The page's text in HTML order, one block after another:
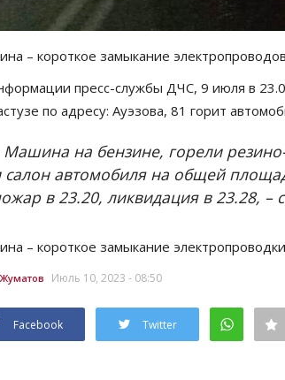
– короткое замыкание
пресс-службы ДЧС, 9 июля в
по адресу: Ауэзова, 81 горит
Машина на бензине, горели
салон автомобиля на общей
в 23.20, ликвидация в 23.28, –
– короткое замыкание
Июль 10, 2023 - 08:50
Facebook Twitter